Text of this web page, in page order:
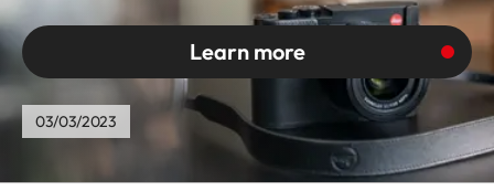
Learn more
03/03/2023